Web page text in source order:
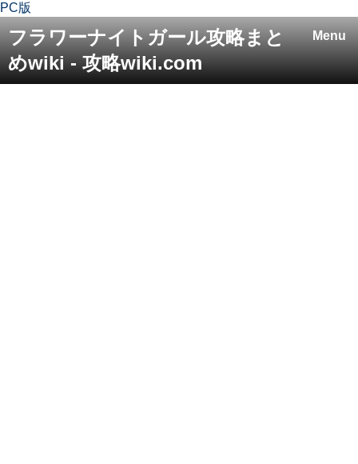
PC版
Menu
フラワーナイトガール攻略まと
めwiki - 攻略wiki.com